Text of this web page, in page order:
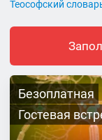
Теософский
Безоплатная
Гостевая